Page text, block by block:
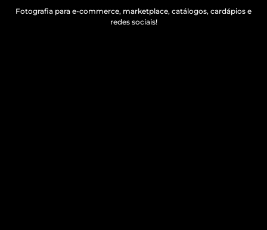
Fotografia para e-commerce, marketplace, catálogos, cardápios e
redes sociais!